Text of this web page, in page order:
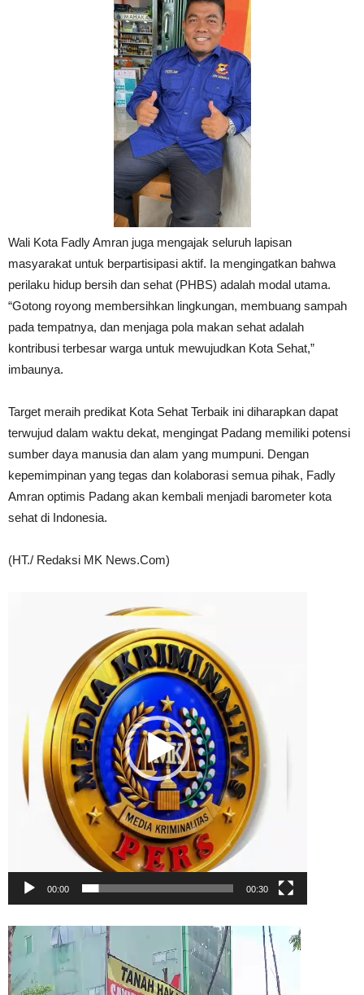
Wali Kota Fadly Amran juga mengajak seluruh lapisan
masyarakat untuk berpartisipasi aktif. Ia mengingatkan bahwa
perilaku hidup bersih dan sehat (PHBS) adalah modal utama.
“Gotong royong membersihkan lingkungan, membuang sampah
pada tempatnya, dan menjaga pola makan sehat adalah
kontribusi terbesar warga untuk mewujudkan Kota Sehat,”
imbaunya.
Target meraih predikat Kota Sehat Terbaik ini diharapkan dapat
terwujud dalam waktu dekat, mengingat Padang memiliki potensi
sumber daya manusia dan alam yang mumpuni. Dengan
kepemimpinan yang tegas dan kolaborasi semua pihak, Fadly
Amran optimis Padang akan kembali menjadi barometer kota
sehat di Indonesia.
(HT./ Redaksi MK News.Com)
00:00 00:30
Video
Player